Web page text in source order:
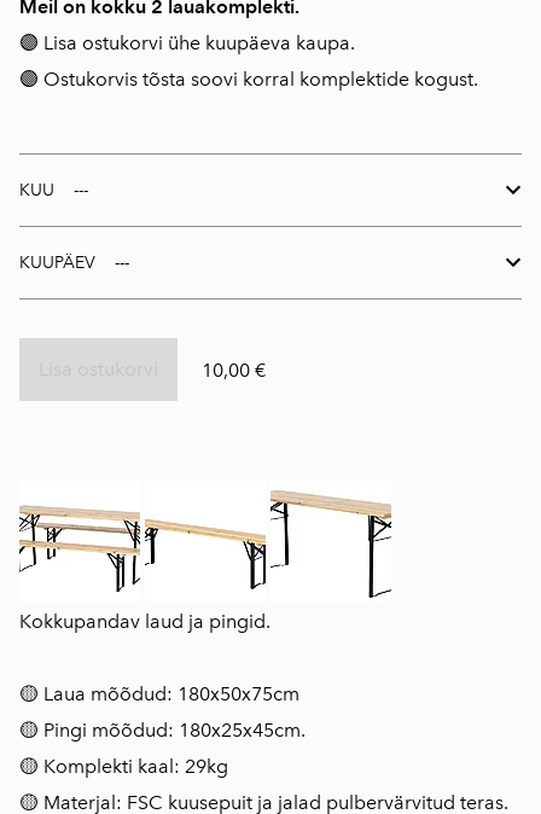
Kokkupandav laud ja pingid.
🟡 Laua mõõdud: 180x50x75cm
🟡 Pingi mõõdud: 180x25x45cm.
🟡 Komplekti kaal: 29kg
🟡 Materjal: FSC kuusepuit ja jalad pulbervärvitud teras.
Meil on kokku 2 lauakomplekti.
🟣 Lisa ostukorvi ühe kuupäeva kaupa.
🟣 Ostukorvis tõsta soovi korral komplektide kogust.
KUU
KUUPÄEV
10,00 €